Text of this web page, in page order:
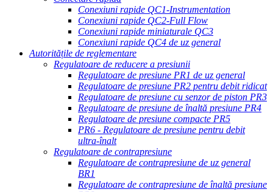
Conexiuni rapide QC1-Instrumentation
Conexiuni rapide QC2-Full Flow
Conexiuni rapide miniaturale QC3
Conexiuni rapide QC4 de uz general
Autoritățile de reglementare
Regulatoare de reducere a presiunii
Regulatoare de presiune PR1 de uz general
Regulatoare de presiune PR2 pentru debit ridicat
Regulatoare de presiune cu senzor de piston PR3
Regulatoare de presiune de înaltă presiune PR4
Regulatoare de presiune compacte PR5
PR6 - Regulatoare de presiune pentru debit
ultra-înalt
Regulatoare de contrapresiune
Regulatoare de contrapresiune de uz general
BR1
Regulatoare de contrapresiune de înaltă presiune